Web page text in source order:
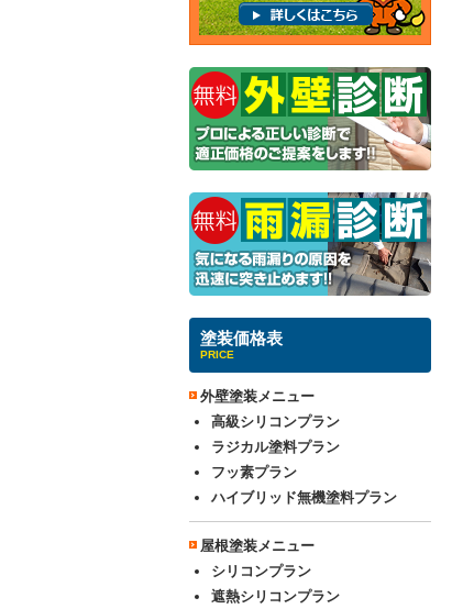
塗装価格表
PRICE
外壁塗装メニュー
高級シリコンプラン
ラジカル塗料プラン
フッ素プラン
ハイブリッド無機塗料プラン
屋根塗装メニュー
シリコンプラン
遮熱シリコンプラン